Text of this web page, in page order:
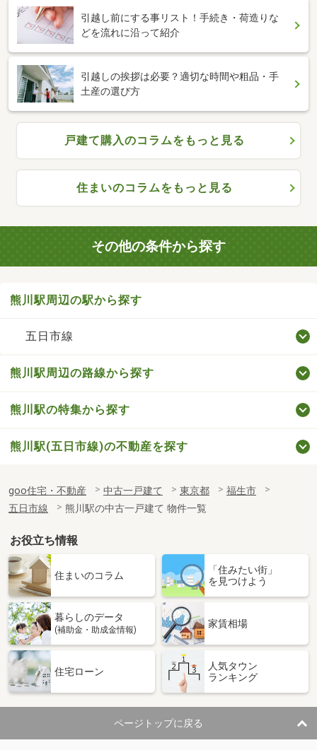
引越し前にする事リスト！手続き・荷造りな
どを流れに沿って紹介
引越しの挨拶は必要？適切な時間や粗品・手
土産の選び方
戸建て購入のコラムをもっと見る
住まいのコラムをもっと見る
その他の条件から探す
熊川駅周辺の駅から探す
五日市線
熊川駅周辺の路線から探す
熊川駅の特集から探す
熊川駅(五日市線)の不動産を探す
goo住宅・不動産 中古一戸建て 東京都
福生市
五日市線
熊川駅の中古一戸建て 物件一覧
お役立ち情報
住まいのコラム
「住みたい街」
を見つけよう
暮らしのデータ
(補助金・助成金情報)
家賃相場
住宅ローン
人気タウン
ランキング
ページトップに戻る